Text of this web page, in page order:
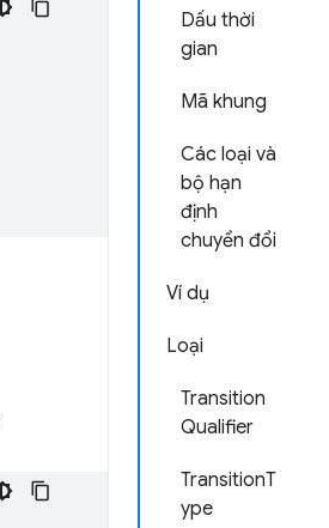
Dấu thời
gian
Mã khung
Các loại và
bộ hạn
định
chuyển đổi
Ví dụ
Loại
Transition
Qualifier
TransitionT
ype